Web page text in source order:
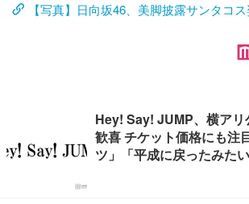
【写真】日向坂46、美脚披露サンタコ
Hey! Say! JUMP、横ア
歓喜 チケット価格にも注
ツ」「平成に戻ったみたい